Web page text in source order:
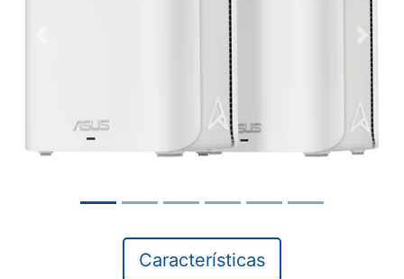
Next
Características